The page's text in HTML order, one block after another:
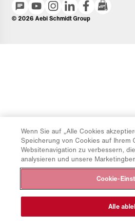
© 2026 Aebi Schmidt Group
Wenn Sie auf „Alle Cookies
Speicherung von Cookies auf Ihrem
Websitenavigation zu verbessern,
analysieren und unsere
Cookie-
Alle